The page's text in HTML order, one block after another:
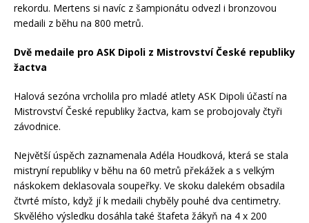
rekordu. Mertens si navíc z šampionátu odvezl i bronzovou
medaili z běhu na 800 metrů.
Dvě medaile pro ASK Dipoli z Mistrovství České republiky
žactva
Halová sezóna vrcholila pro mladé atlety ASK Dipoli účastí na
Mistrovství České republiky žactva, kam se probojovaly čtyři
závodnice.
Největší úspěch zaznamenala Adéla Houdková, která se stala
mistryní republiky v běhu na 60 metrů překážek a s velkým
náskokem deklasovala soupeřky. Ve skoku dalekém obsadila
čtvrté místo, když jí k medaili chyběly pouhé dva centimetry.
Skvělého výsledku dosáhla také štafeta žákyň na 4 x 200